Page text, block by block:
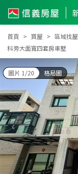
首頁 買屋 區域找屋
科旁大面寬四套房車墅
圖片 1/20 格局圖